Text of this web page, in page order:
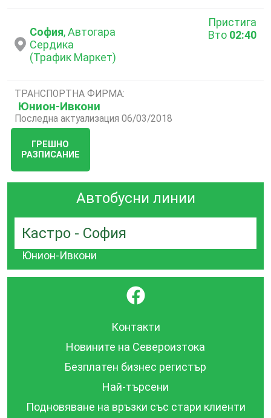
София, Автогара
Сердика
(Трафик Маркет)
Пристига
Вто 02:40
ТРАНСПОРТНА ФИРМА:
Юнион-Ивкони
Последна актуализация 06/03/2018
ГРЕШНО
РАЗПИСАНИЕ
Автобусни линии
Кастро - София
Юнион-Ивкони
}
Контакти
Новините на Североизтока
Безплатен бизнес регистър
Най-търсени
Подновяване на връзки със стари клиенти